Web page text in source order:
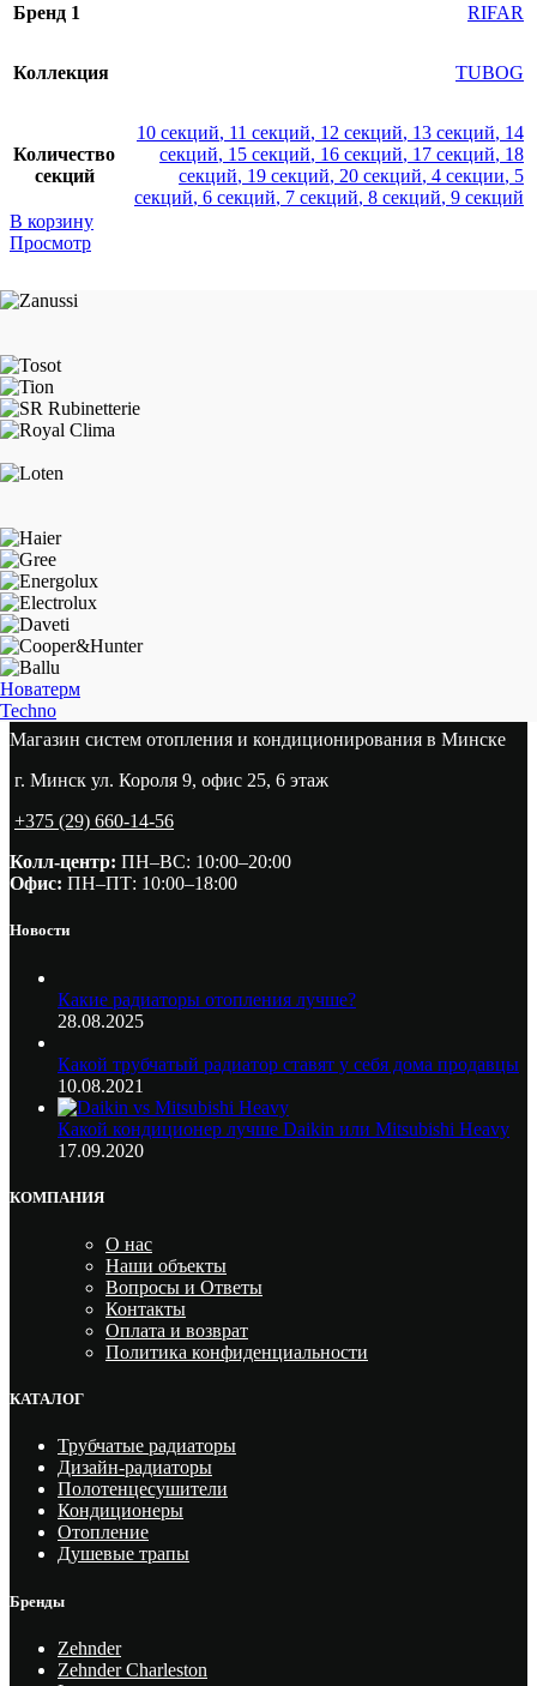
Бренд 1
RIFAR
Коллекция TUBOG
Количество
секций
10 секций, 11 секций, 12 секций, 13 секций, 14
секций, 15 секций, 16 секций, 17 секций, 18
секций, 19 секций, 20 секций, 4 секции, 5
секций, 6 секций, 7 секций, 8 секций, 9 секций
В корзину
Просмотр
Новатерм
Techno
Магазин систем отопления и кондиционирования в Минске
г. Минск ул. Короля 9, офис 25, 6 этаж
+375 (29) 660-14-56
Колл-центр: ПН–ВС: 10:00–20:00​
Офис: ПН–ПТ: 10:00–18:00
Новости
Какие радиаторы отопления лучше?
28.08.2025
Какой трубчатый радиатор ставят у себя дома продавцы
10.08.2021
Какой кондиционер лучше Daikin или Mitsubishi Heavy
17.09.2020
КОМПАНИЯ
О нас
Наши объекты
Вопросы и Ответы
Контакты
Оплата и возврат
Политика конфиденциальности
КАТАЛОГ
Трубчатые радиаторы
Дизайн-радиаторы
Полотенцесушители
Кондиционеры
Отопление
Душевые трапы
Бренды
Zehnder
Zehnder Charleston